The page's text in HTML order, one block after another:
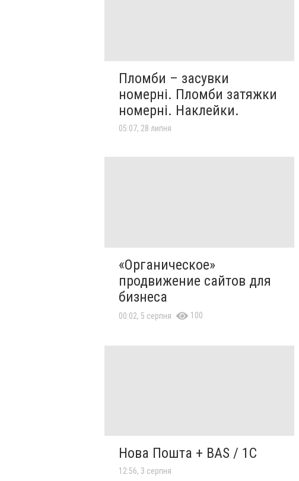
Пломби – засувки
номерні. Пломби затяжки
номерні. Наклейки.
05:07, 28 липня
«Органическое»
продвижение сайтов для
бизнеса
00:02, 5 серпня 100
Нова Пошта + BAS / 1C
12:56, 3 серпня